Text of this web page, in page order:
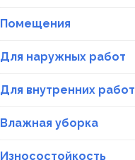
Помещения
Для наружных работ
Для внутренних работ
Влажная уборка
Износостойкость